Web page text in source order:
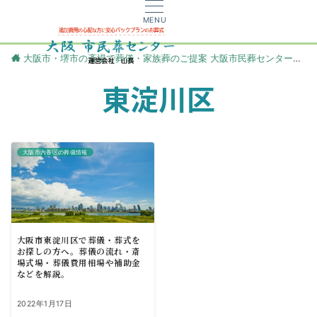
MENU
大阪市・堺市の斎場で葬儀・家族葬のご提案 大阪市民葬センター
東淀川区
大阪市内各区の葬儀情報
大阪市東淀川区で葬儀・葬式を
お探しの方へ。葬儀の流れ・斎
場式場・葬儀費用相場や補助金
などを解説。
2022年1月17日